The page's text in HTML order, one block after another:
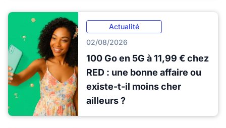
Actualité
02/08/2026
100 Go en 5G à 11,99 € chez
RED : une bonne affaire ou
existe-t-il moins cher
ailleurs ?